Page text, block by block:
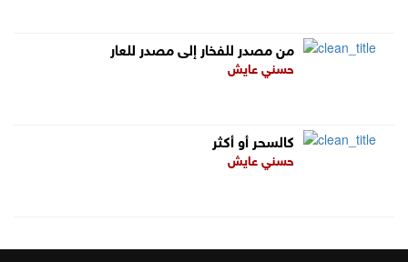
من مصدر للفخار إلى مصدر للعار
حسني عايش
كالسحر أو أكثر
حسني عايش